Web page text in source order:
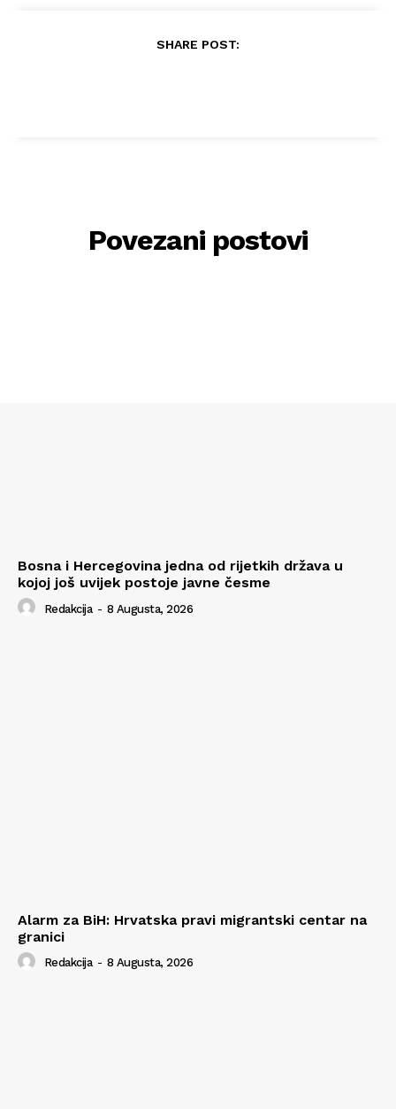
SHARE POST:
Povezani postovi
Bosna i Hercegovina jedna od rijetkih država u
kojoj još uvijek postoje javne česme
Redakcija - 8 Augusta, 2026
Alarm za BiH: Hrvatska pravi migrantski centar na
granici
Redakcija - 8 Augusta, 2026